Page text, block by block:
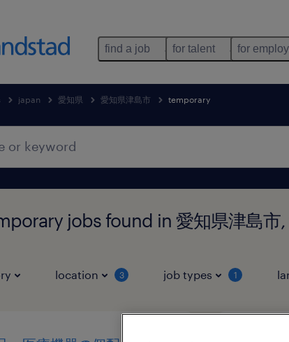
find a job for talent for
japan 愛知県 愛知県津島市 temporary
jobs found in 愛知県津島市
location 3 job types 1